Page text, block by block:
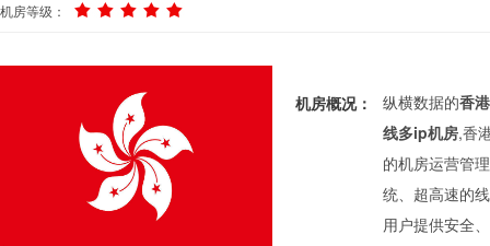
机房等级：
机房概况： 纵横数据的香
线多ip机房,香
的机房运营管
统、超高速的
用户提供安全